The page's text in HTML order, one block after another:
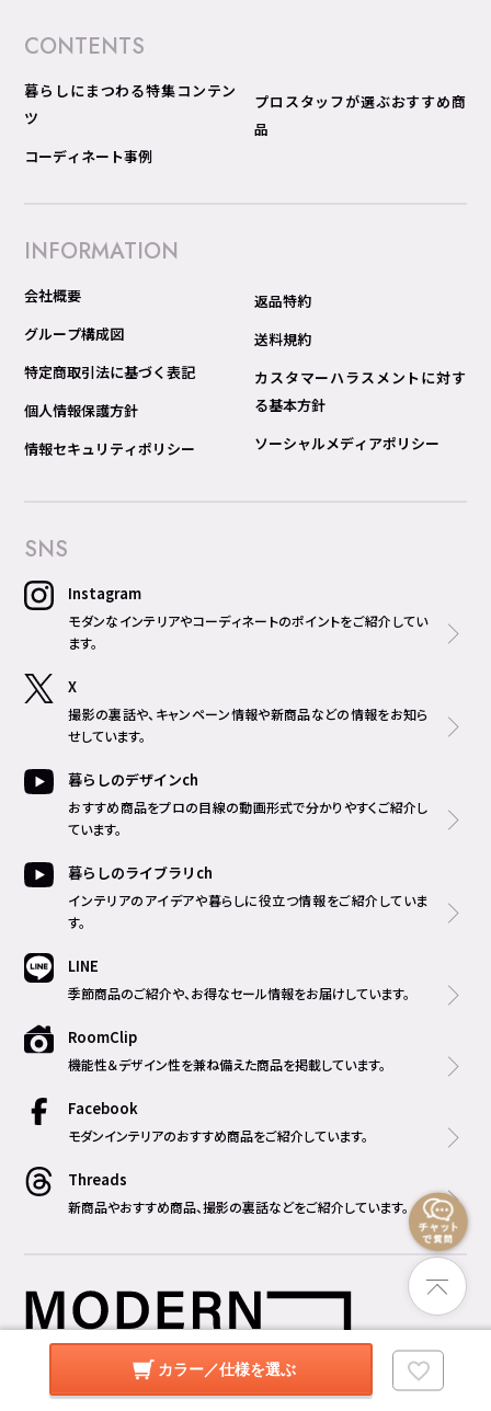
カラー／仕様を選ぶ
CONTENTS
暮らしにまつわる特集コンテン
ツ
コーディネート事例
プロスタッフが選ぶおすすめ商
品
INFORMATION
会社概要
グループ構成図
特定商取引法に基づく表記
個人情報保護方針
情報セキュリティポリシー
返品特約
送料規約
カスタマーハラスメントに対す
る基本方針
ソーシャルメディアポリシー
SNS
Instagram
モダンなインテリアやコーディネートのポイントをご紹介してい
ます。
X
撮影の裏話や、キャンペーン情報や新商品などの情報をお知ら
せしています。
暮らしのデザインch
おすすめ商品をプロの目線の動画形式で分かりやすくご紹介し
ています。
暮らしのライブラリch
インテリアのアイデアや暮らしに役立つ情報をご紹介していま
す。
LINE
季節商品のご紹介や、お得なセール情報をお届けしています。
RoomClip
機能性＆デザイン性を兼ね備えた商品を掲載しています。
Facebook
モダンインテリアのおすすめ商品をご紹介しています。
Threads
新商品やおすすめ商品、撮影の裏話などをご紹介しています。